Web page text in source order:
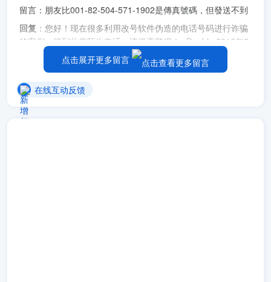
留言：朋友比001-82-504-571-1902是傳真號碼，但發送不到
回复 ：您好！现在很多利用改号软件伪造的电话号码进行诈骗
的案例，接到此类陌生电话，请提高警惕！--Double 2016年2
月20日 (六) 17:55 (CST)
新增留言
--匿名用户 2016年3月6日 (日) 10:35 (CST)
点击展开更多留言
在线互动反馈